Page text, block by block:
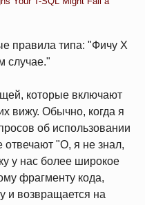
правила типа: "Фичу X
случае."
которые включают
вижу. Обычно, когда я
об использовании
отвечают "О, я не знал,
у нас более широкое
фрагменту кода,
и возвращается на